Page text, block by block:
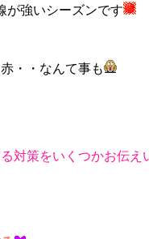
が強いシーズンです
・・なんて事も
対策をいくつかお伝え